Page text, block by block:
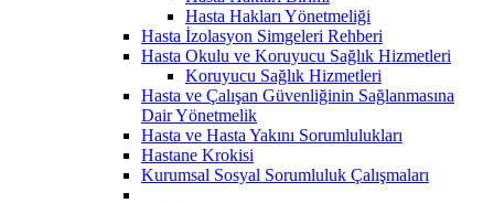
Hasta Hakları Yönetmeliği
Hasta İzolasyon Simgeleri Rehberi
Hasta Okulu ve Koruyucu Sağlık Hizmetleri
Koruyucu Sağlık Hizmetleri
Hasta ve Çalışan Güvenliğinin Sağlanmasına
Dair Yönetmelik
Hasta ve Hasta Yakını Sorumlulukları
Hastane Krokisi
Kurumsal Sosyal Sorumluluk Çalışmaları